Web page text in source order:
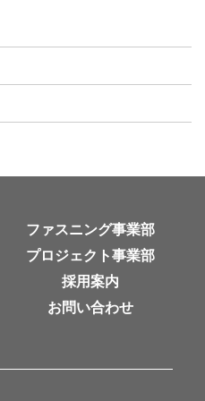
ファスニング事業部
プロジェクト事業部
採用案内
お問い合わせ